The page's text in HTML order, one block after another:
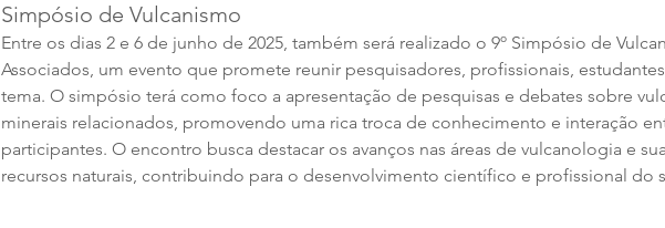
Simpósio de Vulcanismo
Entre os dias 2 e 6 de junho de 2025, também será realizado o 9º Simpósio de
Associados, um evento que promete reunir pesquisadores, profissionais,
tema. O simpósio terá como foco a apresentação de pesquisas e debates sobre
minerais relacionados, promovendo uma rica troca de conhecimento e interação
participantes. O encontro busca destacar os avanços nas áreas de vulcanologia e
recursos naturais, contribuindo para o desenvolvimento científico e profissional do